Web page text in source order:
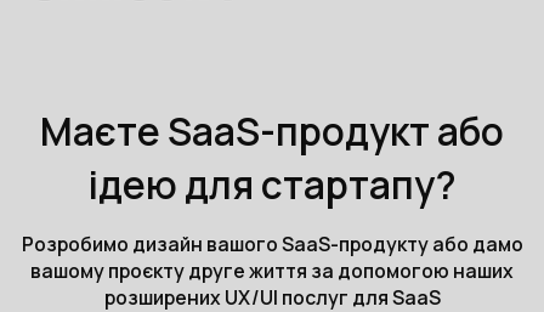
Маєте SaaS-продукт або
ідею для стартапу?
Розробимо дизайн вашого SaaS-продукту або дамо
вашому проєкту друге життя за допомогою наших
розширених UX/UI послуг для SaaS